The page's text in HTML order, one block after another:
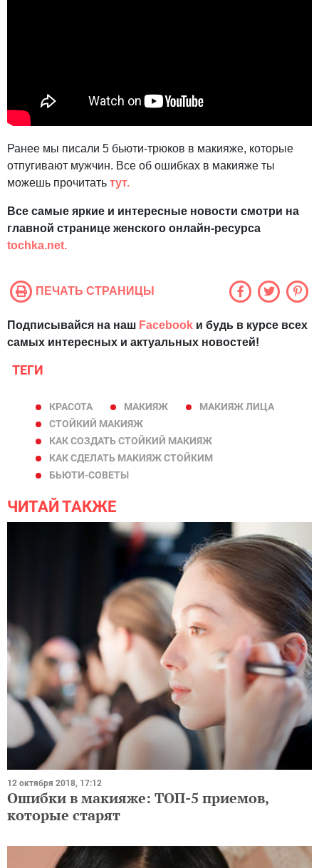
Ранее мы писали 5 бьюти-трюков в макияже, которые
отпугивают мужчин. Все об ошибках в макияже ты
можешь прочитать тут.
Все самые яркие и интересные новости смотри на
главной странице женского онлайн-ресурса
tochka.net.
ПЕЧАТЬ СТРАНИЦЫ
Подписывайся на наш Facebook и будь в курсе всех
самых интересных и актуальных новостей!
ТЕГИ
КРАСОТА МАКИЯЖ
МАКИЯЖ ЛИЦА
СТОЙКИЙ МАКИЯЖ
КАК СОЗДАТЬ СТОЙКИЙ МАКИЯЖ
КАК СДЕЛАТЬ МАКИЯЖ СТОЙКИМ
БЬЮТИ-СОВЕТЫ
ЧИТАЙ ТАКЖЕ
12 октября 2018, 17:12
Ошибки в макияже: ТОП-5 приемов,
которые старят